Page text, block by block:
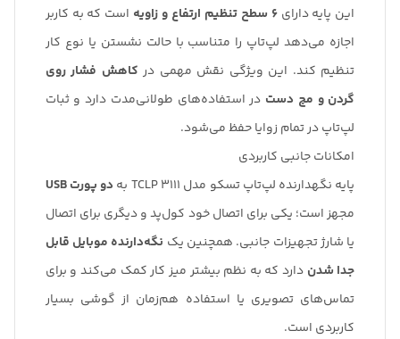
این پایه دارای۶ سطح تنظیم ارتفاع و زاویه
است که به کاربر
اجازه می‌دهد لپ‌تاپ را متناسب با حالت نشستن یا نوع کار
تنظیم کند. این ویژگی نقش مهمی در کاهش فشار روی
گردن و مچ دست در استفاده‌های طولانی‌مدت دارد و ثبات
لپ‌تاپ در تمام زوایا حفظ می‌شود.
امکانات جانبی کاربردی
پایه نگهدارنده لپ‌تاپ تسکو مدل TCLP 3111 به
دو پورت USB
مجهز است؛ یکی برای اتصال خود کول‌پد و دیگری برای اتصال
یا شارژ تجهیزات جانبی. همچنین یک نگه‌دارنده موبایل قابل
جدا شدن دارد که به نظم بیشتر میز کار کمک می‌کند و برای
تماس‌های تصویری یا استفاده هم‌زمان از گوشی بسیار
کاربردی است.